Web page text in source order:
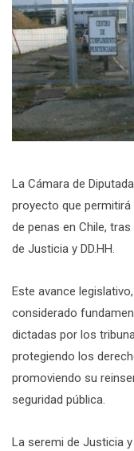
La Cámara de
proyecto que
de penas en Chile,
de Justicia y DD.HH.
Este avance
considerado
dictadas por los
protegiendo los
promoviendo su
seguridad pública.
La seremi de Justicia y